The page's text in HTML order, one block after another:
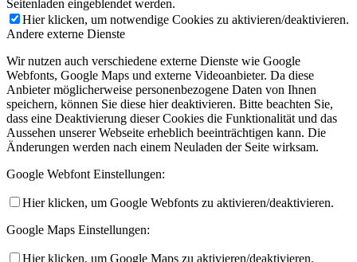
Seitenladen eingeblendet werden.
Hier klicken, um notwendige Cookies zu aktivieren/deaktivieren.
Andere externe Dienste
Wir nutzen auch verschiedene externe Dienste wie Google
Webfonts, Google Maps und externe Videoanbieter. Da diese
Anbieter möglicherweise personenbezogene Daten von Ihnen
speichern, können Sie diese hier deaktivieren. Bitte beachten Sie,
dass eine Deaktivierung dieser Cookies die Funktionalität und das
Aussehen unserer Webseite erheblich beeinträchtigen kann. Die
Änderungen werden nach einem Neuladen der Seite wirksam.
Google Webfont Einstellungen:
Hier klicken, um Google Webfonts zu aktivieren/deaktivieren.
Google Maps Einstellungen:
Hier klicken, um Google Maps zu aktivieren/deaktivieren.